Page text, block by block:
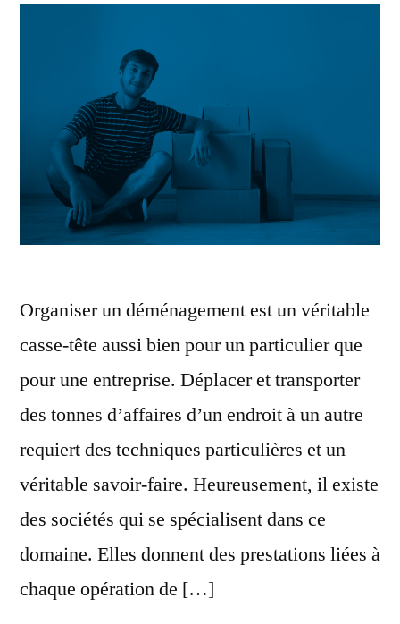
Organiser un déménagement est un véritable
casse-tête aussi bien pour un particulier que
pour une entreprise. Déplacer et transporter
des tonnes d’affaires d’un endroit à un autre
requiert des techniques particulières et un
véritable savoir-faire. Heureusement, il existe
des sociétés qui se spécialisent dans ce
domaine. Elles donnent des prestations liées à
chaque opération de […]